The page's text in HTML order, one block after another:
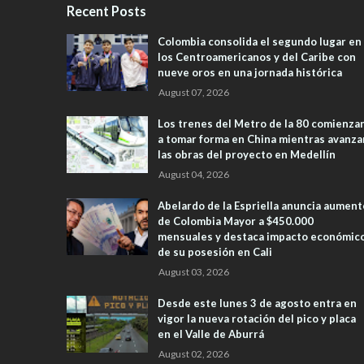
Recent Posts
Colombia consolida el segundo lugar en
los Centroamericanos y del Caribe con
nueve oros en una jornada histórica
August 07, 2026
Los trenes del Metro de la 80
a tomar forma en China mientras
las obras del proyecto en Medellín
August 04, 2026
Abelardo de la Espriella anuncia
de Colombia Mayor a $450.000
mensuales y destaca impacto
de su posesión en Cali
August 03, 2026
Desde este lunes 3 de agosto entra en
vigor la nueva rotación del pico y placa
en el Valle de Aburrá
August 02, 2026